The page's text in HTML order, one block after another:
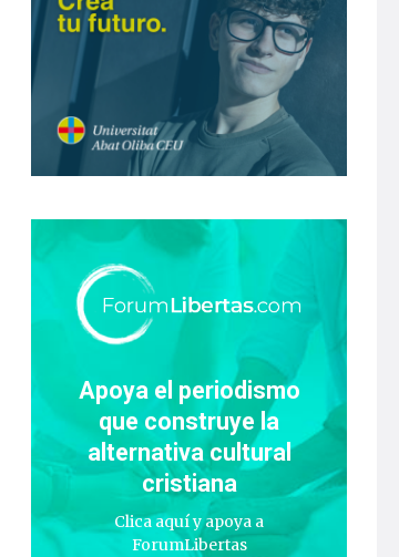
Apoya el periodismo
que construye la
alternativa cultural
cristiana
Clica aquí y apoya a
ForumLibertas